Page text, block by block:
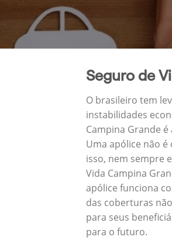
Seguro de
O brasileiro tem
instabilidades
Campina Grande
Uma apólice não
isso, nem sempre
Vida Campina
apólice funciona
das coberturas
para seus
para o futuro.